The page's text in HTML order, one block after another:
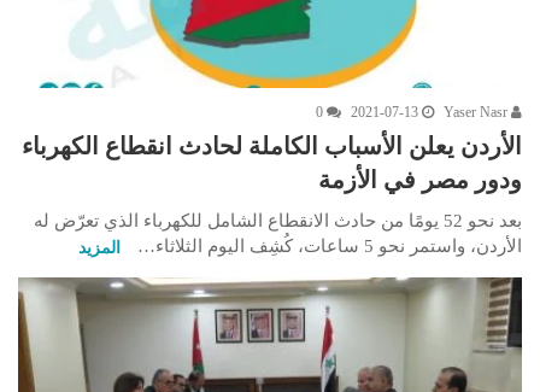
2021-07-13
0
الأردن يعلن الأسباب الكاملة لحادث انقطاع الكهرباء
ودور مصر في الأزمة
بعد نحو 52 يومًا من حادث الانقطاع الشامل للكهرباء الذي تعرّض له
الأردن، واستمر نحو 5 ساعات، كُشِف اليوم الثلاثاء…
المزيد